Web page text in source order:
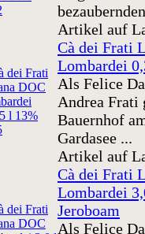
Artikel auf
Cà dei Frati
Lombardei
Als Felice
Andrea Frati
Bauernhof
Gardasee ...
Artikel auf
Cà dei Frati
Lombardei
Jeroboam
Als Felice